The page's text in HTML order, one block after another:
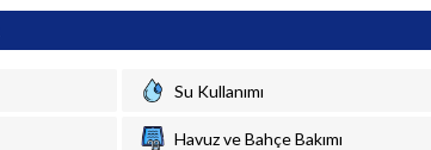
Su Kullanımı
Havuz ve Bahçe Bakımı